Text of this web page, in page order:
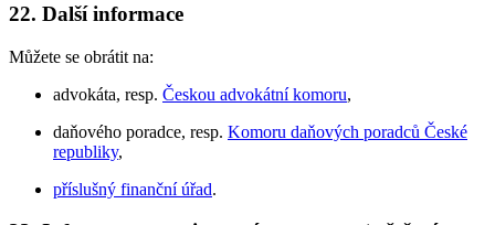
22. Další informace
Můžete se obrátit na:
advokáta, resp. Českou advokátní komoru,
daňového poradce, resp. Komoru daňových poradců České
republiky,
příslušný finanční úřad.